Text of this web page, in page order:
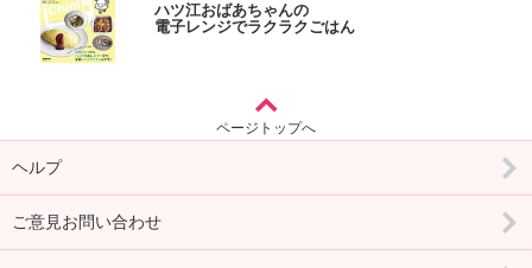
ハツ江おばあちゃんの
電子レンジでラクラクごはん
ページトップへ
ヘルプ
ご意見お問い合わせ